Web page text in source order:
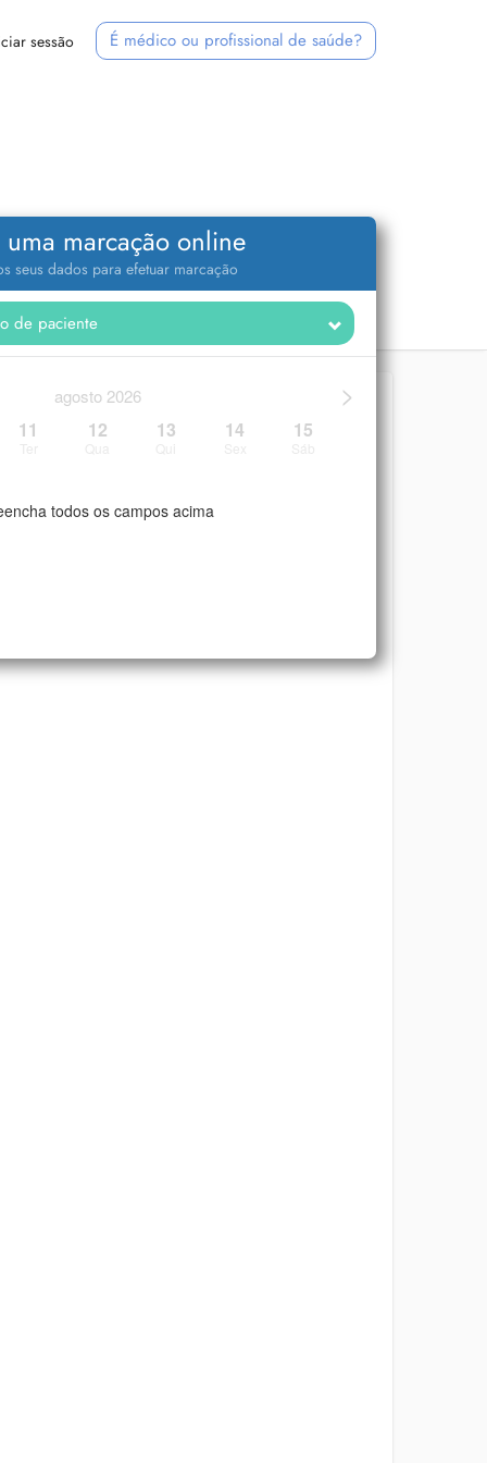
sessão É médico ou profissional de saúde?
uma marcação online
seus dados para efetuar marcação
>
agosto 2026
11 12 13 14 15
todos os campos acima